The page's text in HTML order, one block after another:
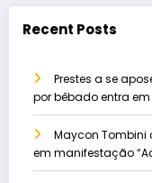
Recent Posts
Prestes a se
por bêbado entra
Maycon Tombini
em manifestação